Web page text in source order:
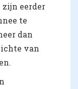
eerder
te
dan
van